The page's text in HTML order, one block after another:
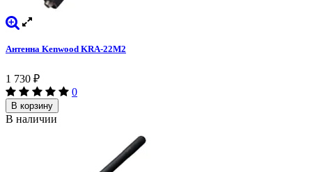
Антенна Kenwood KRA-22M2
1 730 ₽
0
В корзину
В наличии